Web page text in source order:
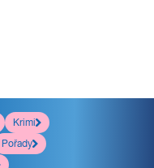
Krimi
Pořady